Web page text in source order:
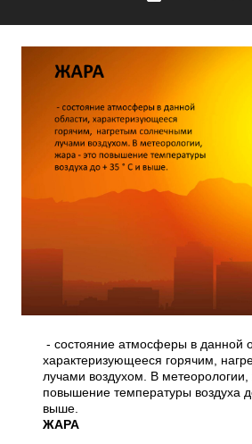
- состояние атмосферы в данной
характеризующееся горячим,
лучами воздухом. В метеорологии,
повышение температуры воздуха
выше.
ЖАРА